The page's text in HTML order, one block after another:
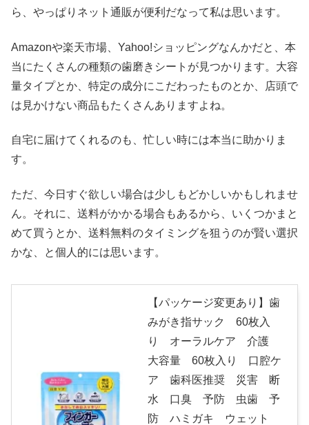
ら、やっぱりネット通販が便利だなって私は思います。
Amazonや楽天市場、Yahoo!ショッピングなんかだと、本
当にたくさんの種類の歯磨きシートが見つかります。大容
量タイプとか、特定の成分にこだわったものとか、店頭で
は見かけない商品もたくさんありますよね。
自宅に届けてくれるのも、忙しい時には本当に助かりま
す。
ただ、今日すぐ欲しい場合は少しもどかしいかもしれませ
ん。それに、送料がかかる場合もあるから、いくつかまと
めて買うとか、送料無料のタイミングを狙うのが賢い選択
かな、と個人的には思います。
【パッケージ変更あり】歯
みがき指サック 60枚入
り オーラルケア 介護
大容量 60枚入り 口腔ケ
ア 歯科医推奨 災害 断
水 口臭 予防 虫歯 予
防 ハミガキ ウェット